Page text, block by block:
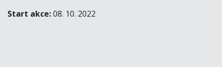
Start akce:08. 10. 2022